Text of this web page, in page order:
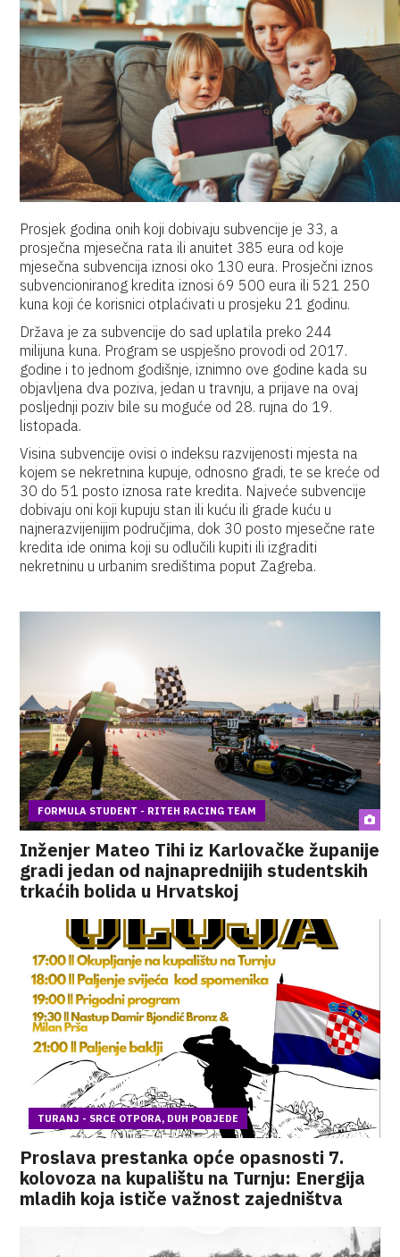
Prosjek godina onih koji dobivaju subvencije je 33, a
prosječna mjesečna rata ili anuitet 385 eura od koje
mjesečna subvencija iznosi oko 130 eura. Prosječni iznos
subvencioniranog kredita iznosi 69 500 eura ili 521 250
kuna koji će korisnici otplaćivati u prosjeku 21 godinu.
Država je za subvencije do sad uplatila preko 244
milijuna kuna. Program se uspješno provodi od 2017.
godine i to jednom godišnje, iznimno ove godine kada su
objavljena dva poziva, jedan u travnju, a prijave na ovaj
posljednji poziv bile su moguće od 28. rujna do 19.
listopada.
Visina subvencije ovisi o indeksu razvijenosti mjesta na
kojem se nekretnina kupuje, odnosno gradi, te se kreće od
30 do 51 posto iznosa rate kredita. Najveće subvencije
dobivaju oni koji kupuju stan ili kuću ili grade kuću u
najnerazvijenijim područjima, dok 30 posto mjesečne rate
kredita ide onima koji su odlučili kupiti ili izgraditi
nekretninu u urbanim središtima poput Zagreba.
FORMULA STUDENT - RITEH RACING TEAM
Inženjer Mateo Tihi iz Karlovačke županije
gradi jedan od najnaprednijih studentskih
trkaćih bolida u Hrvatskoj
TURANJ - SRCE OTPORA, DUH POBJEDE
Proslava prestanka opće opasnosti 7.
kolovoza na kupalištu na Turnju: Energija
mladih koja ističe važnost zajedništva